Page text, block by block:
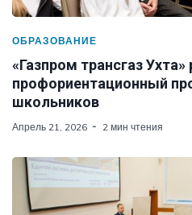
ОБРАЗОВАНИЕ
«Газпром трансгаз Ухта»
профориентационный
школьников
Апрель 21, 2026 2 мин чтения